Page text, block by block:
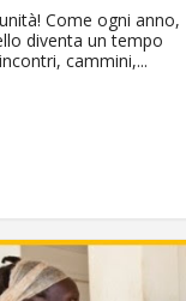
Come ogni anno,
diventa un tempo
cammini,...